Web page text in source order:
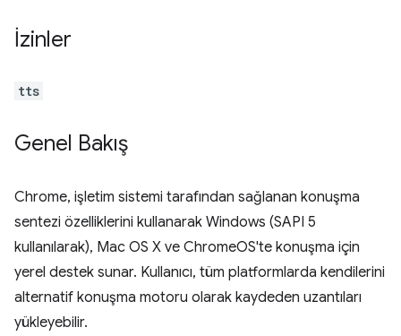
İzinler
tts
Genel Bakış
Chrome, işletim sistemi tarafından sağlanan konuşma
sentezi özelliklerini kullanarak Windows (SAPI 5
kullanılarak), Mac OS X ve ChromeOS'te konuşma için
yerel destek sunar. Kullanıcı, tüm platformlarda kendilerini
alternatif konuşma motoru olarak kaydeden uzantıları
yükleyebilir.